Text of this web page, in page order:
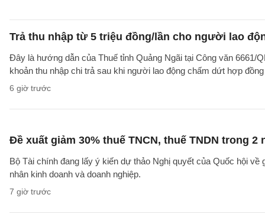
Trả thu nhập từ 5 triệu đồng/lần cho người lao
Đây là hướng dẫn của Thuế tỉnh Quảng Ngãi tại Công văn
khoản thu nhập chi trả sau khi người lao động chấm dứt hợp
6 giờ trước
Đề xuất giảm 30% thuế TNCN, thuế TNDN trong 2
Bộ Tài chính đang lấy ý kiến dự thảo Nghị quyết của Quốc hội
nhân kinh doanh và doanh nghiệp.
7 giờ trước